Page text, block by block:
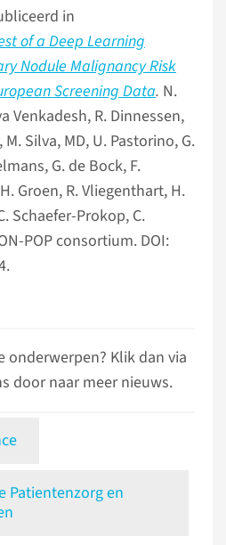
in
of a Deep Learning
Nodule Malignancy Risk
Screening Data. N.
Venkadesh, R. Dinnessen,
Silva, MD, U. Pastorino, G.
G. de Bock, F.
Groen, R. Vliegenthart, H.
Schaefer-Prokop, C.
POP consortium. DOI:
onderwerpen? Klik dan via
door naar meer nieuws.
Patientenzorg en